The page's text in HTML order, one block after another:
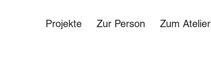
Projekte Zur Person Zum Atelier